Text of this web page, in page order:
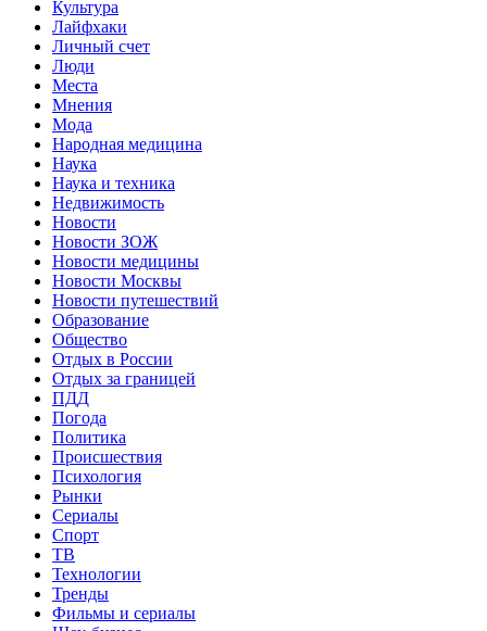
Культура
Лайфхаки
Личный счет
Люди
Места
Мнения
Мода
Народная медицина
Наука
Наука и техника
Недвижимость
Новости
Новости ЗОЖ
Новости медицины
Новости Москвы
Новости путешествий
Образование
Общество
Отдых в России
Отдых за границей
ПДД
Погода
Политика
Происшествия
Психология
Рынки
Сериалы
Спорт
ТВ
Технологии
Тренды
Фильмы и сериалы